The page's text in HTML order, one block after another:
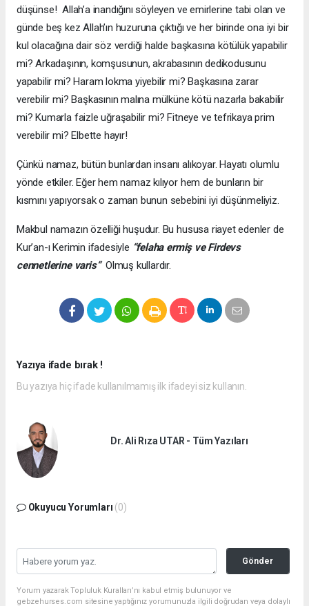
düşünse! Allah’a inandığını söyleyen ve emirlerine tabi olan ve
günde beş kez Allah’ın huzuruna çıktığı ve her birinde ona iyi bir
kul olacağına dair söz verdiği halde başkasına kötülük yapabilir
mi? Arkadaşının, komşusunun, akrabasının dedikodusunu
yapabilir mi? Haram lokma yiyebilir mi? Başkasına zarar
verebilir mi? Başkasının malına mülküne kötü nazarla bakabilir
mi? Kumarla faizle uğraşabilir mi? Fitneye ve tefrikaya prim
verebilir mi? Elbette hayır!
Çünkü namaz, bütün bunlardan insanı alıkoyar. Hayatı olumlu
yönde etkiler. Eğer hem namaz kılıyor hem de bunların bir
kısmını yapıyorsak o zaman bunun sebebini iyi düşünmeliyiz.
Makbul namazın özelliği huşudur. Bu hususa riayet edenler de
Kur’an-ı Kerimin ifadesiyle “felaha ermiş ve Firdevs
cennetlerine varis“Olmuş kullardır.
Yazıya ifade bırak !
Bu yazıya hiç ifade kullanılmamış ilk ifadeyi siz kullanın.
Dr. Ali Rıza UTAR - Tüm Yazıları
Okuyucu Yorumları (0)
Gönder
Yorum yazarak Topluluk Kuralları’nı kabul etmiş bulunuyor ve
gebzehurses.com sitesine yaptığınız yorumunuzla ilgili doğrudan veya dolaylı